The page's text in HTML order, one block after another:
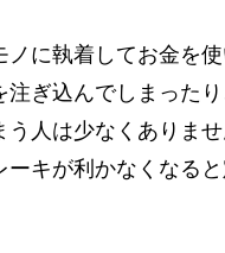
ノに執着してお金を
ぎ込んでしまった
う人は少なくありま
キが利かなくなる